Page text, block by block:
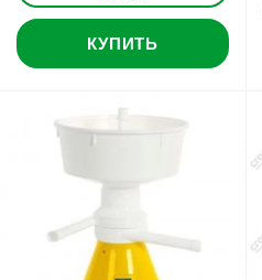
КУПИТЬ